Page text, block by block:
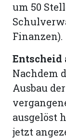
um 50
Finanzen).
Entscheid
Nachdem
Ausbau
ausgelöst
jetzt